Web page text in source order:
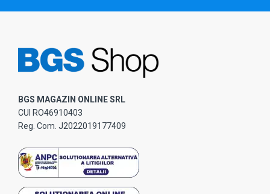
BGS MAGAZIN ONLINE SRL
CUI RO46910403
Reg. Com. J2022019177409